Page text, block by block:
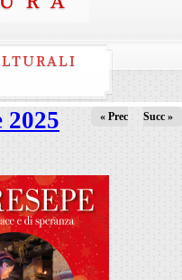
2025 « Prec Succ »